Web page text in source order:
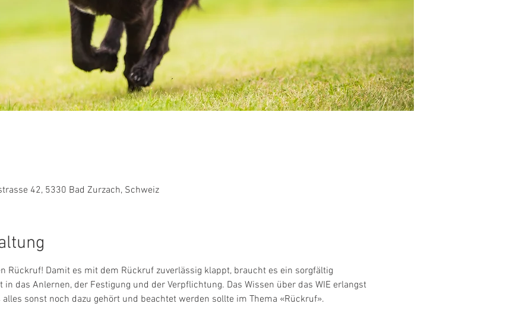
42, 5330 Bad Zurzach, Schweiz
Rückruf! Damit es mit dem Rückruf zuverlässig klappt, braucht es ein sorgfältig
in das Anlernen, der Festigung und der Verpflichtung. Das Wissen über das WIE erlangst
sonst noch dazu gehört und beachtet werden sollte im Thema «Rückruf».